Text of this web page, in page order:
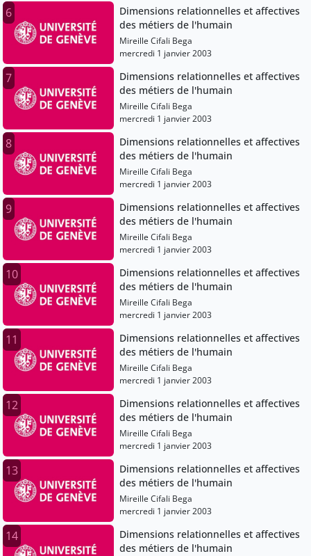
6
Dimensions relationnelles et affectives
des métiers de l'humain
Mireille Cifali Bega
mercredi 1 janvier 2003
7
Dimensions relationnelles et affectives
des métiers de l'humain
Mireille Cifali Bega
mercredi 1 janvier 2003
8
Dimensions relationnelles et affectives
des métiers de l'humain
Mireille Cifali Bega
mercredi 1 janvier 2003
9
Dimensions relationnelles et affectives
des métiers de l'humain
Mireille Cifali Bega
mercredi 1 janvier 2003
10
Dimensions relationnelles et affectives
des métiers de l'humain
Mireille Cifali Bega
mercredi 1 janvier 2003
11
Dimensions relationnelles et affectives
des métiers de l'humain
Mireille Cifali Bega
mercredi 1 janvier 2003
12
Dimensions relationnelles et affectives
des métiers de l'humain
Mireille Cifali Bega
mercredi 1 janvier 2003
13
Dimensions relationnelles et affectives
des métiers de l'humain
Mireille Cifali Bega
mercredi 1 janvier 2003
14
Dimensions relationnelles et affectives
des métiers de l'humain